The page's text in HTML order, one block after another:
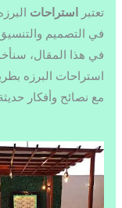
تعتبر
استراحات
في التصميم والتنسيق
في هذا المقال،
استراحات البرزه
مع نصائح وأفكار